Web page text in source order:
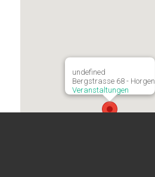
undefined
Bergstrasse 68 - Horgen
Veranstaltungen